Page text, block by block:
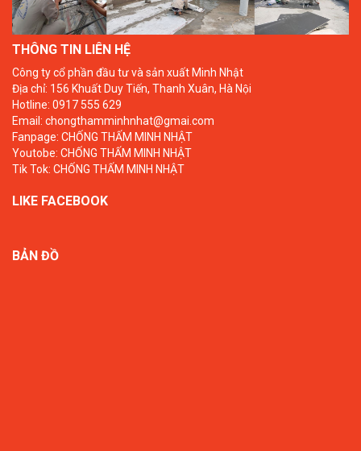
THÔNG TIN LIÊN HỆ
Công ty cổ phần đầu tư và sản xuất Minh Nhật
Địa chỉ: 156 Khuất Duy Tiến, Thanh Xuân, Hà Nội
Hotline: 0917 555 629
Email: chongthamminhnhat@gmai.com
Fanpage: CHỐNG THẤM MINH NHẬT
Youtobe: CHỐNG THẤM MINH NHẬT
Tik Tok: CHỐNG THẤM MINH NHẬT
LIKE FACEBOOK
BẢN ĐỒ